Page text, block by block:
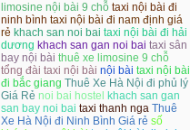
limosine nội bài 9 chỗ taxi nội bài đi
ninh bình taxi nội bài đi nam định giá
rẻ khach san noi bai taxi nội bài đi hải
dương khach san gan noi bai taxi sân
bay nội bài thuê xe limosine 9 chỗ
tổng đài taxi nội bài nội bài taxi nội bài
đi bắc giang Thuê Xe Hà Nội đi phủ lý
Giá Rẻ noi bai hostel
khach san gan
san bay noi bai taxi thanh nga Thuê
Xe Hà Nội đi Ninh Bình Giá rẻ số